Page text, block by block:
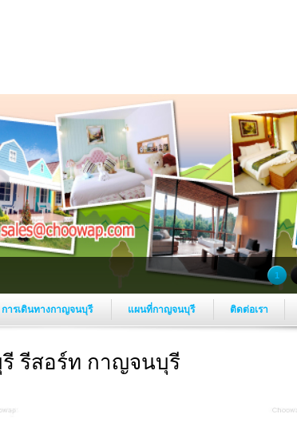
1
การเดินทางกาญจนบุรี แผนที่กาญจนบุรี ติดต่อเรา
รีสอร์ท กาญจนบุรี